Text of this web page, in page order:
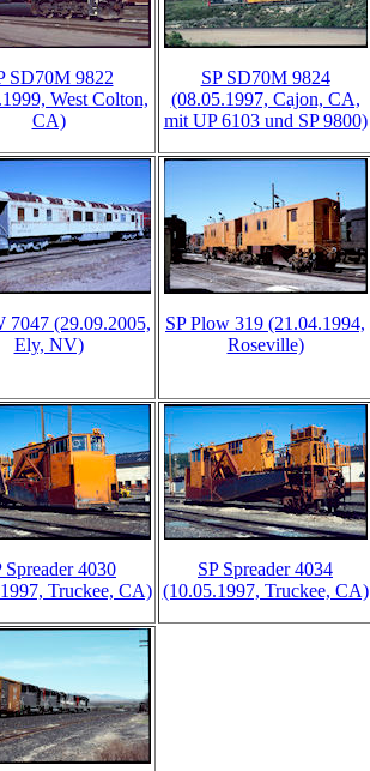
SD70M 9822
West Colton,
CA)
SP SD70M 9824
(08.05.1997, Cajon, CA,
mit UP 6103 und SP 9800)
7047 (29.09.2005,
Ely, NV)
SP Plow 319 (21.04.1994,
Roseville)
Spreader 4030
Truckee, CA)
SP Spreader 4034
(10.05.1997, Truckee, CA)